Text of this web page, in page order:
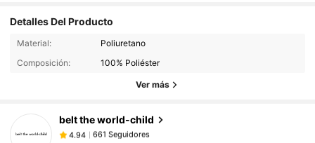
Detalles Del Producto
Material:
Poliuretano
Composición:
100% Poliéster
Ver más
belt the world-child
4.94
661 Seguidores
T***spagóHace 19 horas